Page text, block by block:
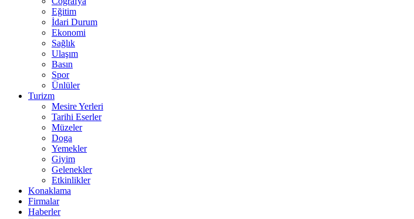
Eğitim
İdari Durum
Ekonomi
Sağlık
Ulaşım
Basın
Spor
Ünlüler
Turizm
Mesire Yerleri
Tarihi Eserler
Müzeler
Doga
Yemekler
Giyim
Gelenekler
Etkinlikler
Konaklama
Firmalar
Haberler